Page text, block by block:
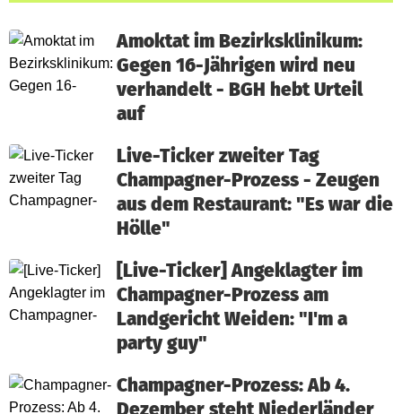
Amoktat im Bezirksklinikum:
Gegen 16-Jährigen wird neu
verhandelt - BGH hebt Urteil
auf
Live-Ticker zweiter Tag
Champagner-Prozess - Zeugen
aus dem Restaurant: "Es war die
Hölle"
[Live-Ticker] Angeklagter im
Champagner-Prozess am
Landgericht Weiden: "I'm a
party guy"
Champagner-Prozess: Ab 4.